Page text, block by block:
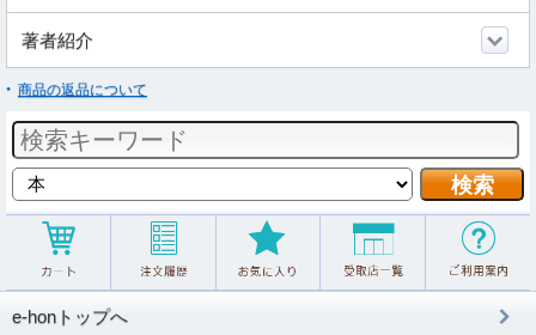
著者紹介
商品の返品について
e-honトップへ